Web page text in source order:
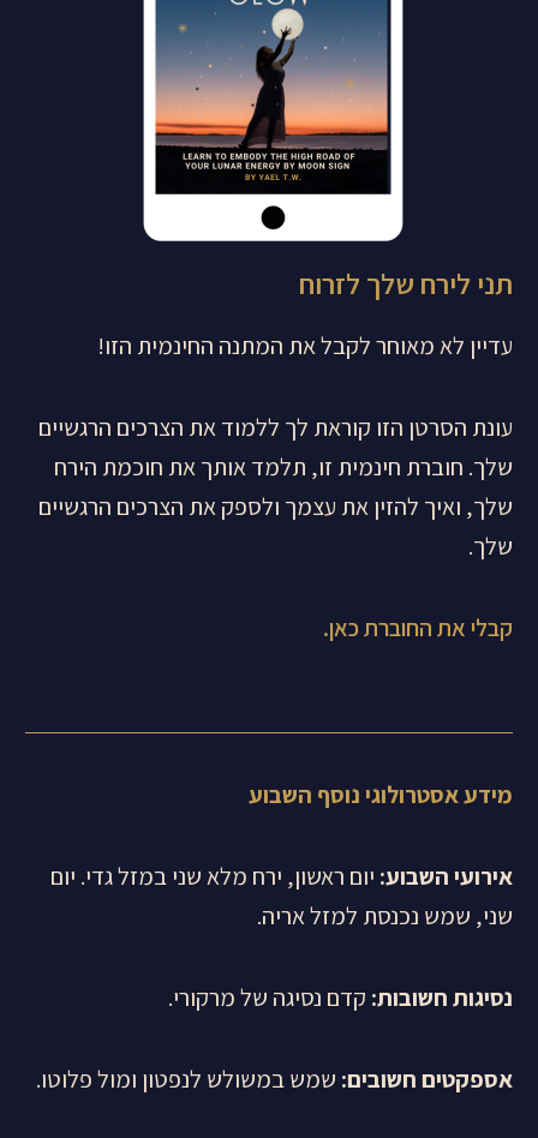
תני לירח שלך לזרוח
עדיין לא מאוחר לקבל את המתנה החינמית הזו!
עונת הסרטן הזו קוראת לך ללמוד את הצרכים הרגשיים
שלך. חוברת חינמית זו, תלמד אותך את חוכמת הירח
שלך, ואיך להזין את עצמך ולספק את הצרכים הרגשיים
שלך.
קבלי את החוברת כאן.
מידע אסטרולוגי נוסף השבוע
אירועי השבוע: יום ראשון, ירח מלא שני במזל גדי. יום
שני, שמש נכנסת למזל אריה.
נסיגות חשובות: קדם נסיגה של מרקורי.
אספקטים חשובים: שמש במשולש לנפטון ומול פלוטו.